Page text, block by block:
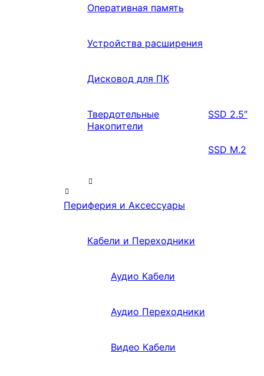
Оперативная память
Устройства расширения
Дисковод для ПК
Твердотельные
Накопители
SSD 2.5″
SSD M.2
Периферия и Аксессуары
Кабели и Переходники
Аудио Кабели
Аудио Переходники
Видео Кабели